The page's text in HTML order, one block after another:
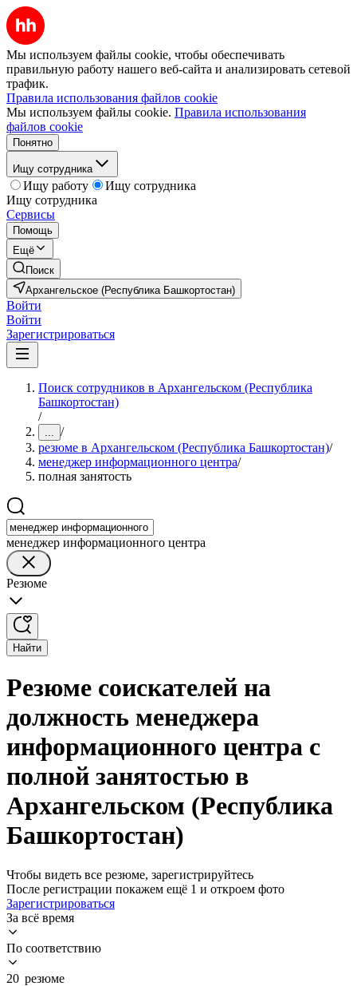
Мы используем файлы cookie, чтобы обеспечивать
правильную работу нашего веб-сайта и анализировать сетевой
трафик.
Правила использования файлов cookie
Мы используем файлы cookie. Правила использования
файлов cookie
Понятно
Ищу сотрудника
Ищу работу
Ищу сотрудника
Ищу сотрудника
Сервисы
Помощь
Ещё
Поиск
Архангельское (Республика Башкортостан)
Войти
Войти
Зарегистрироваться
Поиск сотрудников в Архангельском (Республика
Башкортостан)
/
... /
резюме в Архангельском (Республика Башкортостан)/
менеджер информационного центра/
полная занятость
менеджер информационного центра
Резюме
Найти
Резюме соискателей на
должность менеджера
информационного центра с
полной занятостью в
Архангельском (Республика
Башкортостан)
Чтобы видеть все резюме, зарегистрируйтесь
После регистрации покажем ещё 1 и откроем фото
Зарегистрироваться
За всё время
По соответствию
20 резюме